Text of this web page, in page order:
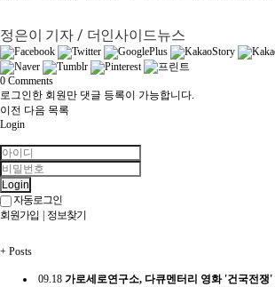
정은이 기자 / 더인사이드뉴스
0 Comments
로그인한 회원만 댓글 등록이 가능합니다.
이전 다음 목록
Login
Login
자동로그인
회원가입
정보찾기
+ Posts
09.18 가로세로연구소, 다큐멘터리 영화 '건국전쟁'